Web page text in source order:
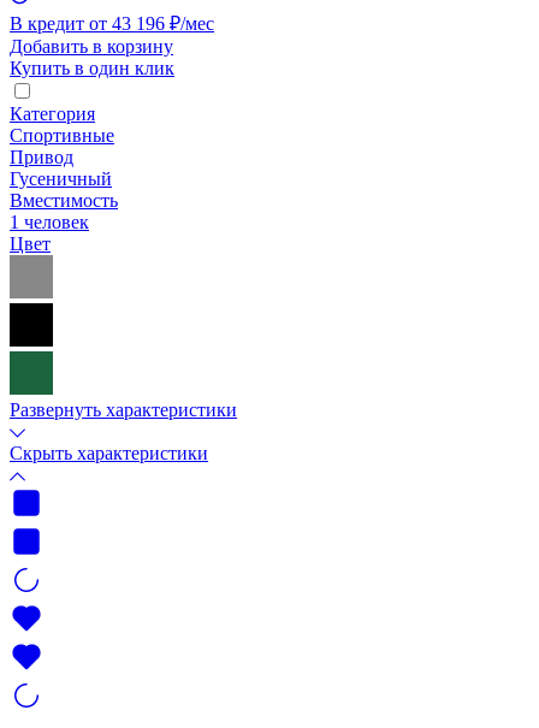
В кредит от 43 196 ₽/мес
Добавить в корзину
Купить в один клик
Категория
Спортивные
Привод
Гусеничный
Вместимость
1 человек
Цвет
Развернуть характеристики
Скрыть характеристики